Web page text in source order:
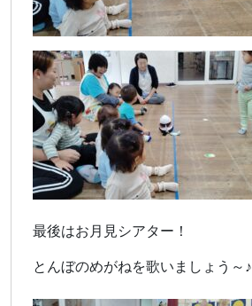
最後はお月見シアター！
とんぼのめがねを歌いましょう～♪